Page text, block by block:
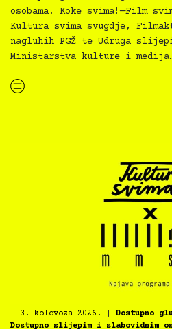
osobama. Koke svima!—Film
Kultura svima svugdje,
nagluhih PGŽ te Udruga
Ministarstva kulture i
“Koke svima — inkluzivna Film svima x Kino Mediteran projekcija u Ljetnom kinu Bačvice”
― 3. kolovoza 2026. Dostupno
Dostupno slijepim i slabovidnim